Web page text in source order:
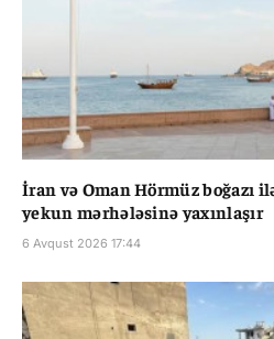
İran və Oman Hörmüz boğazı
yekun mərhələsinə yaxınlaşır
6 Avqust 2026 17:44